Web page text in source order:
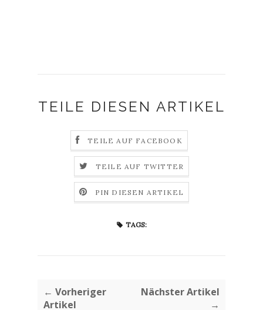
TEILE DIESEN ARTIKEL
TEILE AUF FACEBOOK
TEILE AUF TWITTER
PIN DIESEN ARTIKEL
TAGS:
← Vorheriger
Artikel
Nächster Artikel
→